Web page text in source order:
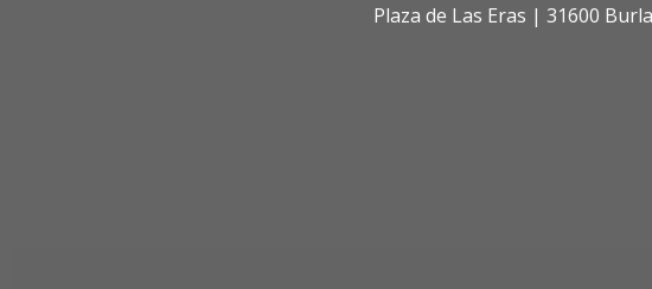
Plaza de Las Eras | 31600